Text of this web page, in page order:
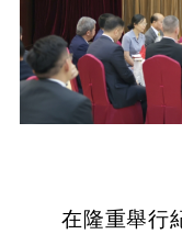
在隆重舉行